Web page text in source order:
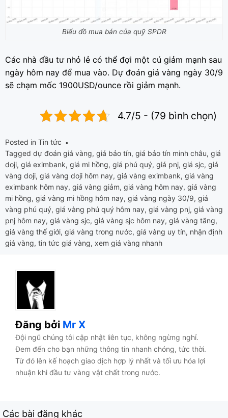
Biểu đồ mua bán của quỹ SPDR
Các nhà đầu tư nhỏ lẻ có thể đợi một cú giảm mạnh sau
ngày hôm nay để mua vào. Dự đoán giá vàng ngày 30/9
sẽ chạm mốc 1900USD/ounce rồi giảm mạnh.
4.7/5 - (79 bình chọn)
Posted in Tin tức
Tagged dự đoán giá vàng, giá bảo tín, giá bảo tín minh châu, giá
doji, giá eximbank, giá mi hồng, giá phú quý, giá pnj, giá sjc, giá
vàng doji, giá vàng doji hôm nay, giá vàng eximbank, giá vàng
eximbank hôm nay, giá vàng giảm, giá vàng hôm nay, giá vàng
mi hồng, giá vàng mi hồng hôm nay, giá vàng ngày 30/9, giá
vàng phú quý, giá vàng phú quý hôm nay, giá vàng pnj, giá vàng
pnj hôm nay, giá vàng sjc, giá vàng sjc hôm nay, giá vàng tăng,
giá vàng thế giới, giá vàng trong nước, giá vàng uy tín, nhận định
giá vàng, tin tức giá vàng, xem giá vàng nhanh
Đăng bởi Mr X
Đội ngũ chúng tôi cập nhật liên tục, không ngừng nghỉ.
Đem đến cho bạn những thông tin nhanh chóng, tức thời.
Từ đó lên kế hoạch giao dịch hợp lý nhất và tối ưu hóa lợi
nhuận khi đầu tư vàng vật chất trong nước.
Các bài đăng khác